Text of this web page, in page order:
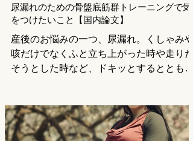
尿漏れのための骨盤底筋群トレーニングで気
をつけたいこと【国内論文】
産後のお悩みの一つ、尿漏れ。くしゃみや
咳だけでなくふと立ち上がった時や走りだ
そうとした時など、ドキッとするとともに
ていることもありますが、このコラムでは
女性が経験する尿漏れでもっとも多い、腹